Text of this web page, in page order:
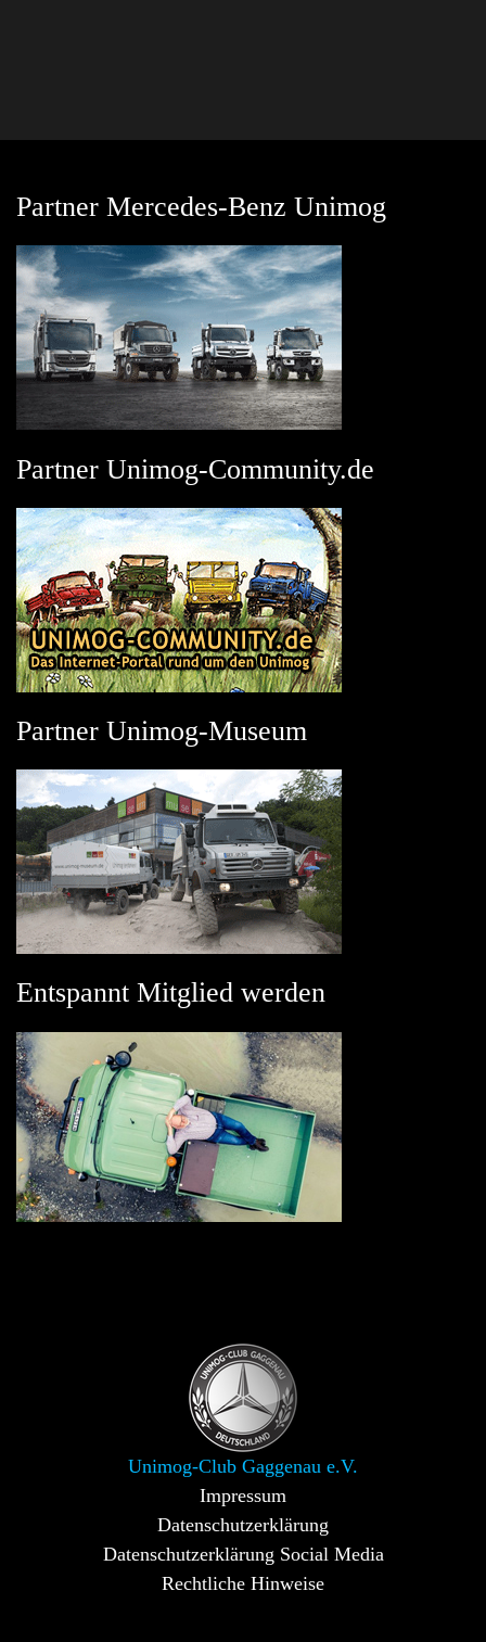
Partner Mercedes-Benz Unimog
Partner Unimog-Community.de
Partner Unimog-Museum
Entspannt Mitglied werden
Unimog-Club Gaggenau e.V.
Impressum
Datenschutzerklärung
Datenschutzerklärung Social Media
Rechtliche Hinweise